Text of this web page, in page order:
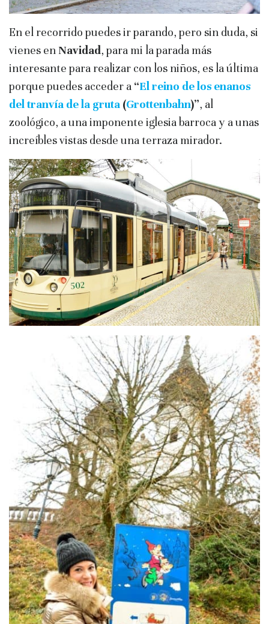
En el recorrido puedes ir parando, pero sin duda, si
vienes en Navidad, para mi la parada más
interesante para realizar con los niños, es la última
porque puedes acceder a “El reino de los enanos
del tranvía de la gruta (Grottenbahn)”, al
zoológico, a una imponente iglesia barroca y a unas
increíbles vistas desde una terraza mirador.